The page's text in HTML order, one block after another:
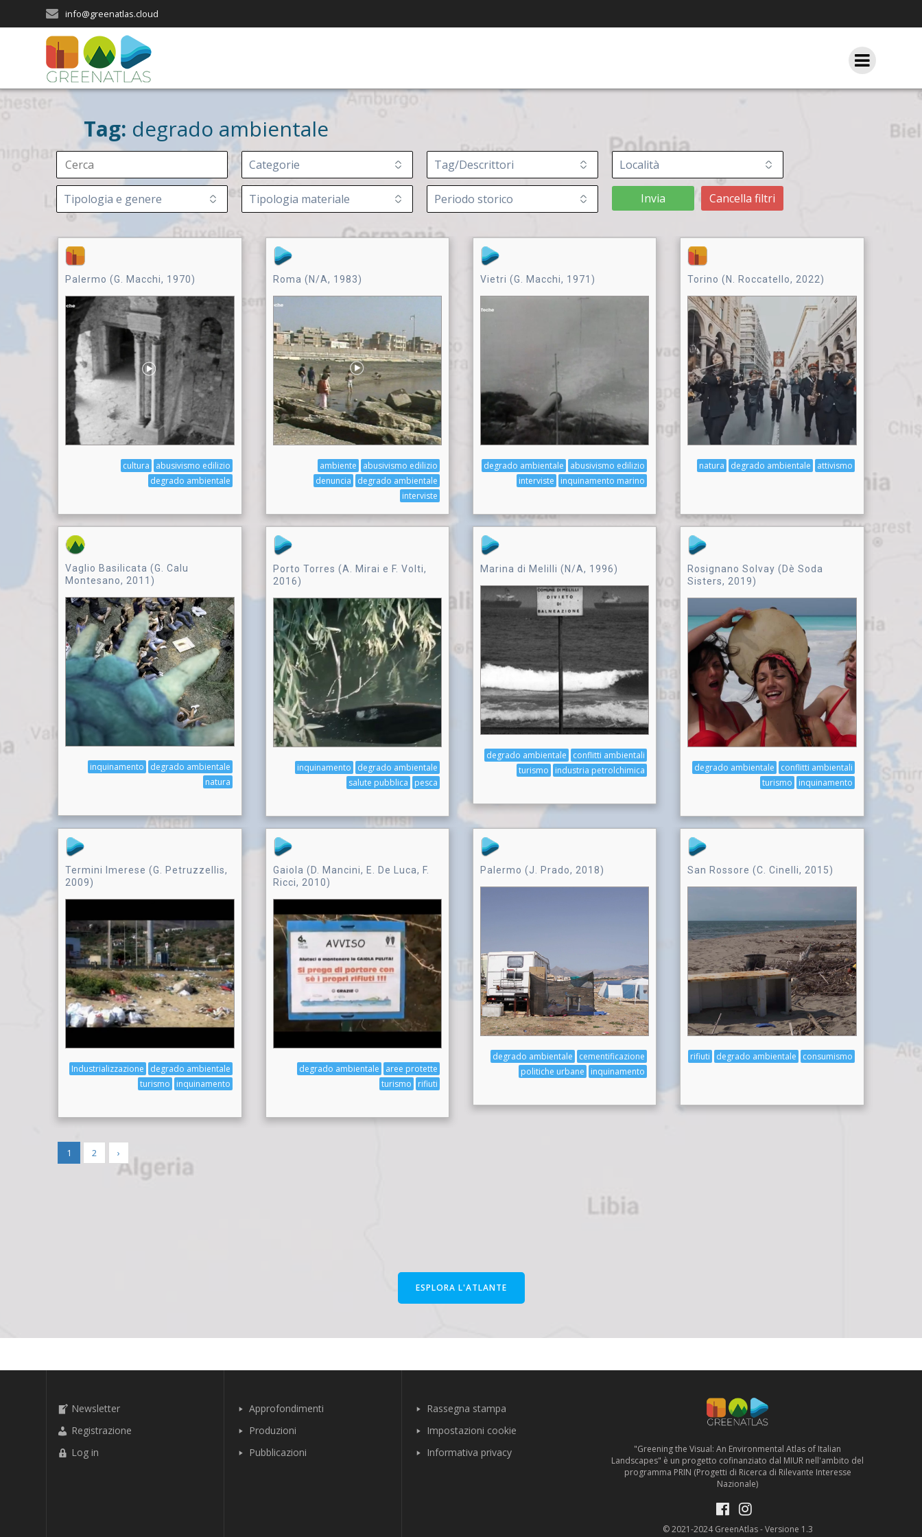
al
contenuto
info@greenatlas.cloud
Tag: degrado ambientale
Invia Cancella filtri
Palermo (G. Macchi, 1970)
abusivismo edilizio
cultura
degrado ambientale
Roma (N/A, 1983)
abusivismo edilizio
ambiente
degrado ambientale
denuncia
interviste
Vietri (G. Macchi, 1971)
abusivismo edilizio
degrado ambientale
inquinamento marino
interviste
Torino (N. Roccatello, 2022)
attivismo
degrado ambientale
natura
Vaglio Basilicata (G. Calu
Montesano, 2011)
degrado ambientale
inquinamento
natura
Porto Torres (A. Mirai e F. Volti,
2016)
degrado ambientale
inquinamento
pesca
salute pubblica
Marina di Melilli (N/A, 1996)
conflitti ambientali
degrado ambientale
industria petrolchimica
turismo
Rosignano Solvay (Dè Soda
Sisters, 2019)
conflitti ambientali
degrado ambientale
inquinamento
turismo
Termini Imerese (G. Petruzzellis,
2009)
degrado ambientale
Industrializzazione
inquinamento
turismo
Gaiola (D. Mancini, E. De Luca, F.
Ricci, 2010)
aree protette
degrado ambientale
rifiuti
turismo
Palermo (J. Prado, 2018)
cementificazione
degrado ambientale
inquinamento
politiche urbane
San Rossore (C. Cinelli, 2015)
consumismo
degrado ambientale
rifiuti
1 2 ›
ESPLORA L'ATLANTE
Newsletter
Registrazione
Log in
Approfondimenti
Produzioni
Pubblicazioni
Rassegna stampa
Impostazioni cookie
Informativa privacy
"Greening the Visual: An Environmental Atlas of Italian
Landscapes" è un progetto cofinanziato dal MIUR nell'ambito del
programma PRIN (Progetti di Ricerca di Rilevante Interesse
Nazionale)
© 2021-2024 GreenAtlas - Versione 1.3